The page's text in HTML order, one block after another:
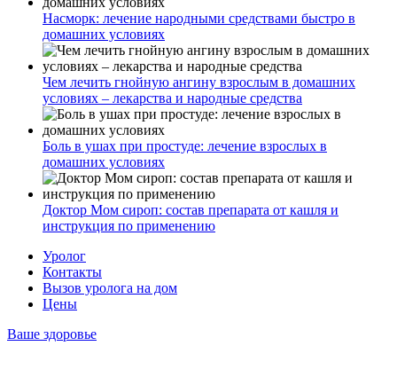
Насморк: лечение народными средствами быстро в
домашних условиях
Чем лечить гнойную ангину взрослым в домашних
условиях – лекарства и народные средства
Боль в ушах при простуде: лечение взрослых в
домашних условиях
Доктор Мом сироп: состав препарата от кашля и
инструкция по применению
Уролог
Контакты
Вызов уролога на дом
Цены
Ваше здоровье